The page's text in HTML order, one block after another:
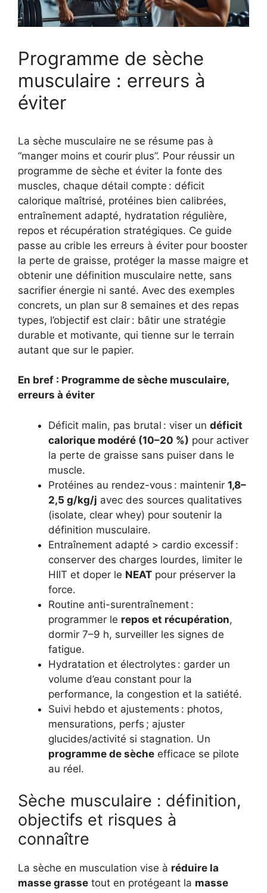
Programme de sèche
musculaire : erreurs à
éviter
La sèche musculaire ne se résume pas à
“manger moins et courir plus”. Pour réussir un
programme de sèche et éviter la fonte des
muscles, chaque détail compte : déficit
calorique maîtrisé, protéines bien calibrées,
entraînement adapté, hydratation régulière,
repos et récupération stratégiques. Ce guide
passe au crible les erreurs à éviter pour booster
la perte de graisse, protéger la masse maigre et
obtenir une définition musculaire nette, sans
sacrifier énergie ni santé. Avec des exemples
concrets, un plan sur 8 semaines et des repas
types, l’objectif est clair : bâtir une stratégie
durable et motivante, qui tienne sur le terrain
autant que sur le papier.
En bref : Programme de sèche musculaire,
erreurs à éviter
Déficit malin, pas brutal : viser un déficit
calorique modéré (10–20 %) pour activer
la perte de graisse sans puiser dans le
muscle.
Protéines au rendez-vous : maintenir 1,8–
2,5 g/kg/j avec des sources qualitatives
(isolate, clear whey) pour soutenir la
définition musculaire.
Entraînement adapté > cardio excessif :
conserver des charges lourdes, limiter le
HIIT et doper le NEAT pour préserver la
force.
Routine anti-surentraînement :
programmer le repos et récupération,
dormir 7–9 h, surveiller les signes de
fatigue.
Hydratation et électrolytes : garder un
volume d’eau constant pour la
performance, la congestion et la satiété.
Suivi hebdo et ajustements : photos,
mensurations, perfs ; ajuster
glucides/activité si stagnation. Un
programme de sèche efficace se pilote
au réel.
Sèche musculaire : définition,
objectifs et risques à
connaître
La sèche en musculation vise à réduire la
masse grasse tout en protégeant la masse